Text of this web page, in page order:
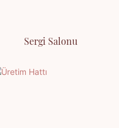
Sergi Salonu